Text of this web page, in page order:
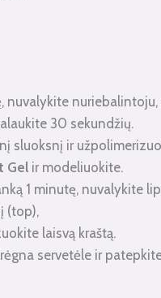
nuvalykite
30 sekundžių.
sluoksnį ir
Gel ir modeliuokite.
1 minutę, nuvalykite
(top),
laisvą kraštą.
servetėle ir